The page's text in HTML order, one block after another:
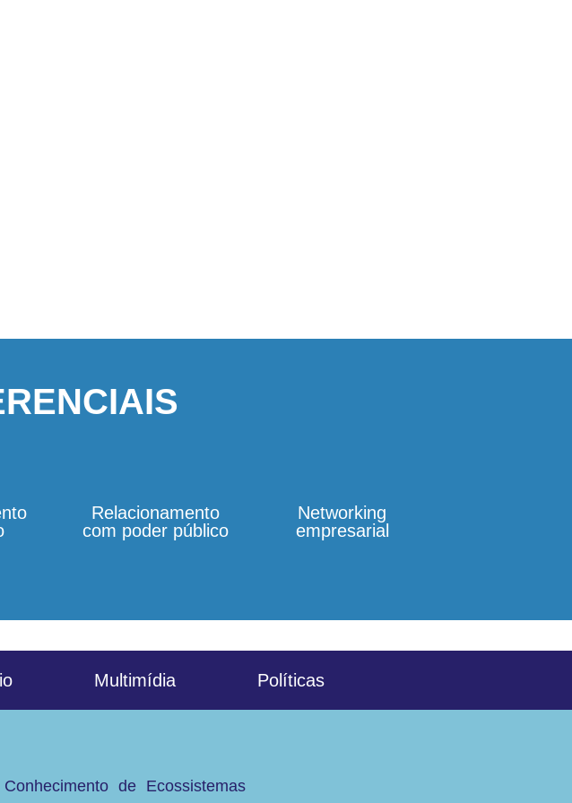
Relacionamento
com poder público
Networking
empresarial
Multimídia Políticas
de Ecossistemas